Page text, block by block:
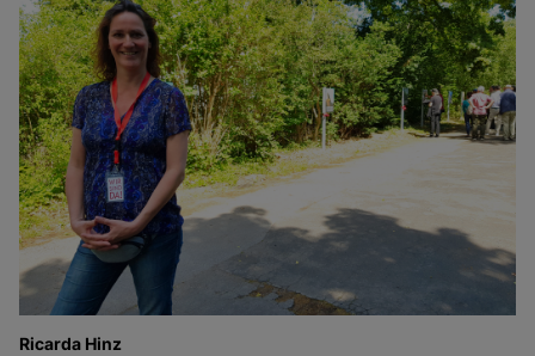
Ricarda Hinz